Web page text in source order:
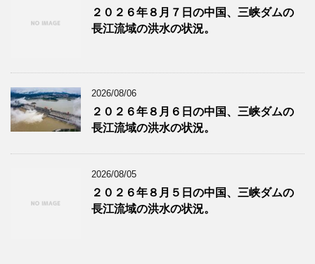
２０２６年８月７日の中国、三峡ダムの
長江流域の洪水の状況。
2026/08/06
２０２６年８月６日の中国、三峡ダムの
長江流域の洪水の状況。
2026/08/05
２０２６年８月５日の中国、三峡ダムの
長江流域の洪水の状況。